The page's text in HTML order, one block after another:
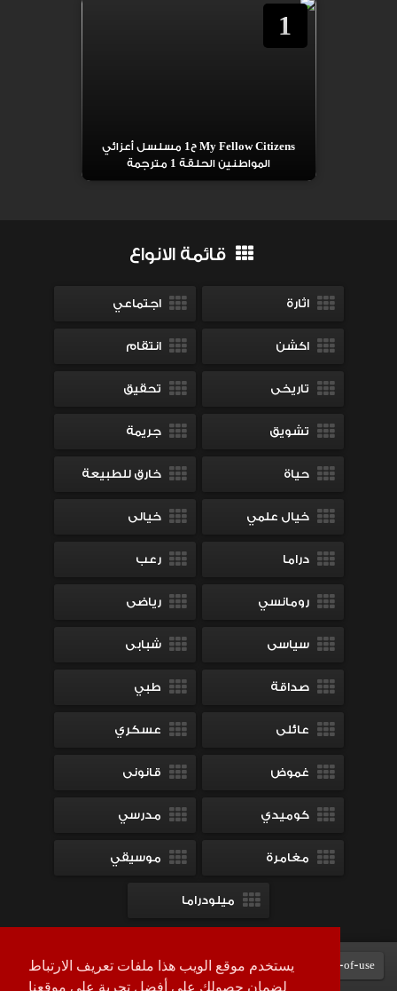
يستخدم موقع الويب هذا ملفات تعريف الارتباط
لضمان حصولك على أفضل تجربة على موقعنا
1
My Fellow Citizens ح1 مسلسل أعزائي
المواطنين الحلقة 1 مترجمة
قائمة الانواع
اثارة اجتماعي
اكشن انتقام
تاريخى تحقيق
تشويق جريمة
حياة خارق للطبيعة
خيال علمي خيالى
دراما رعب
رومانسي رياضى
سياسى شبابى
صداقة طبي
عائلى عسكري
غموض قانونى
كوميدي مدرسي
مغامرة موسيقي
ميلودراما
Terms-of-use
DMCA
contact-us سياسة الخصوصية